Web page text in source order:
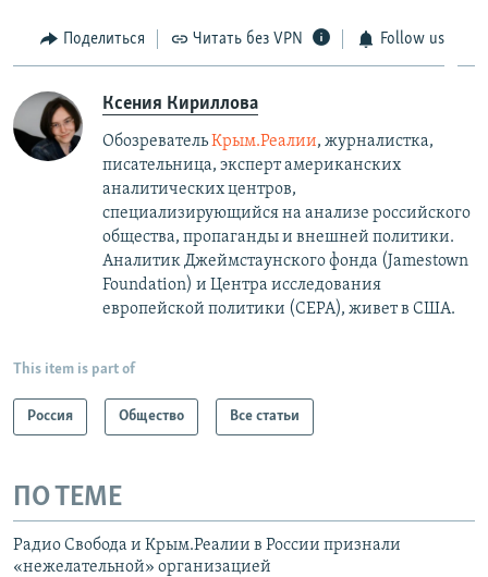
Поделиться Читать без VPN Follow us
Ксения Кириллова
ОбозревательКрым.Реалии, журналистка,
писательница, эксперт американских
аналитических центров,
специализирующийся на анализе российского
общества, пропаганды и внешней политики.
Аналитик Джеймстаунского фонда (Jamestown
Foundation) и Центра исследования
европейской политики (CEPA), живет в США.
This item is part of
Россия Общество Все статьи
ПО ТЕМЕ
Радио Свобода и Крым.Реалии в России признали
«нежелательной» организацией